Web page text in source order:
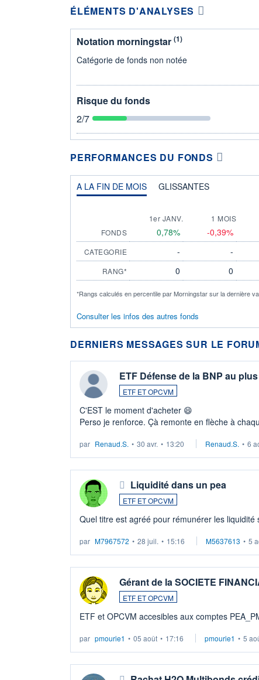
ÉLÉMENTS D'ANALYSES
Notation morningstar (1)
Catégorie de fonds non notée
Risque du fonds
2/7
PERFORMANCES DU FONDS
A LA FIN DE MOIS GLISSANTES
1er JANV. 1 MOIS
FONDS
0,78% -0,39%
CATEGORIE - -
RANG* 0 0
*Rangs calculés en percentile par Morningstar sur la dernière
Consulter les infos des autres fonds
DERNIERS MESSAGES SUR LE
ETF Défense de la BNP au
ETF ET OPCVM
C'EST le moment d'acheter 😄​
Perso je renforce. Çà remonte en flèche à
par Renaud.S. • 30 avr. • 13:20 Renaud.S. • 6
Liquidité dans un pea
ETF ET OPCVM
Quel titre est agréé pour rémunérer les liquidité
par M7967572 • 28 juil. • 15:16 M5637613 • 5
Gérant de la SOCIETE
ETF ET OPCVM
ETF et OPCVM accesibles aux comptes
par pmourie1 • 05 août • 17:16 pmourie1 • 5